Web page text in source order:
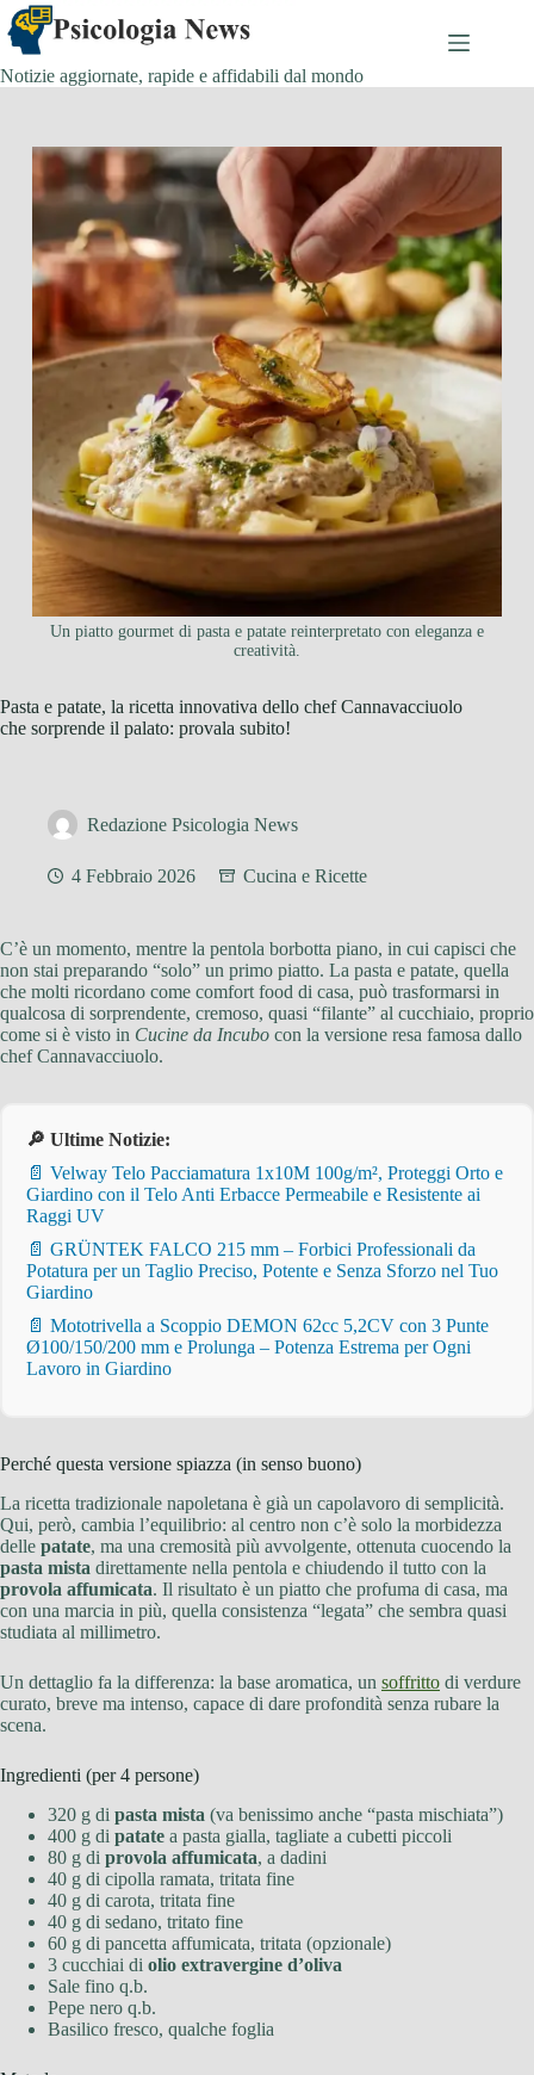
Salta
al
contenuto
Notizie aggiornate, rapide e affidabili dal mondo
Un piatto gourmet di pasta e patate reinterpretato con eleganza e
creatività.
Pasta e patate, la ricetta innovativa dello chef Cannavacciuolo
che sorprende il palato: provala subito!
Redazione Psicologia News
4 Febbraio 2026 Cucina e Ricette
C’è un momento, mentre la pentola borbotta piano, in cui capisci che
non stai preparando “solo” un primo piatto. La pasta e patate, quella
che molti ricordano come comfort food di casa, può trasformarsi in
qualcosa di sorprendente, cremoso, quasi “filante” al cucchiaio, proprio
come si è visto in Cucine da Incubo con la versione resa famosa dallo
chef Cannavacciuolo.
🔎 Ultime Notizie:
📄 Velway Telo Pacciamatura 1x10M 100g/m², Proteggi Orto e
Giardino con il Telo Anti Erbacce Permeabile e Resistente ai
Raggi UV
📄 GRÜNTEK FALCO 215 mm – Forbici Professionali da
Potatura per un Taglio Preciso, Potente e Senza Sforzo nel Tuo
Giardino
📄 Mototrivella a Scoppio DEMON 62cc 5,2CV con 3 Punte
Ø100/150/200 mm e Prolunga – Potenza Estrema per Ogni
Lavoro in Giardino
Perché questa versione spiazza (in senso buono)
La ricetta tradizionale napoletana è già un capolavoro di semplicità.
Qui, però, cambia l’equilibrio: al centro non c’è solo la morbidezza
delle patate, ma una cremosità più avvolgente, ottenuta cuocendo la
pasta mista direttamente nella pentola e chiudendo il tutto con la
provola affumicata. Il risultato è un piatto che profuma di casa, ma
con una marcia in più, quella consistenza “legata” che sembra quasi
studiata al millimetro.
Un dettaglio fa la differenza: la base aromatica, un soffritto di verdure
curato, breve ma intenso, capace di dare profondità senza rubare la
scena.
Ingredienti (per 4 persone)
320 g di pasta mista (va benissimo anche “pasta mischiata”)
400 g di patate a pasta gialla, tagliate a cubetti piccoli
80 g di provola affumicata, a dadini
40 g di cipolla ramata, tritata fine
40 g di carota, tritata fine
40 g di sedano, tritato fine
60 g di pancetta affumicata, tritata (opzionale)
3 cucchiai di olio extravergine d’oliva
Sale fino q.b.
Pepe nero q.b.
Basilico fresco, qualche foglia